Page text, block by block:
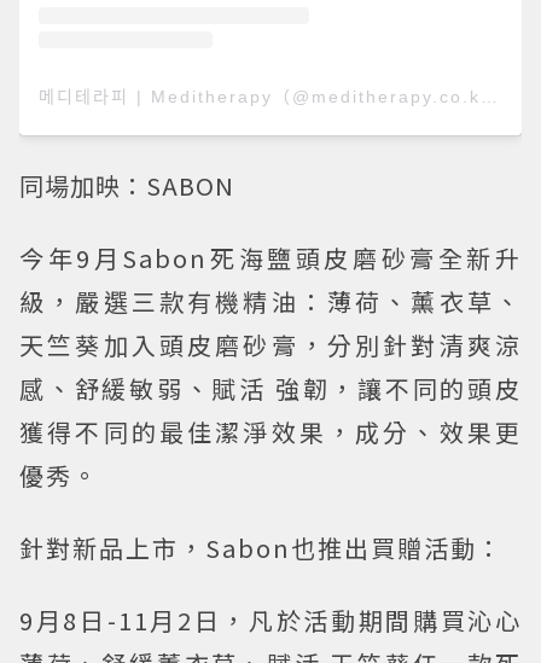
同場加映：SABON
今年9月Sabon死海鹽頭皮磨砂膏全新升
級，嚴選三款有機精油：薄荷、薰衣草、
天竺葵加入頭皮磨砂膏，分別針對清爽涼
感、舒緩敏弱、賦活 強韌，讓不同的頭皮
獲得不同的最佳潔淨效果，成分、效果更
優秀。
針對新品上市，Sabon也推出買贈活動：
9月8日-11月2日，凡於活動期間購買沁心